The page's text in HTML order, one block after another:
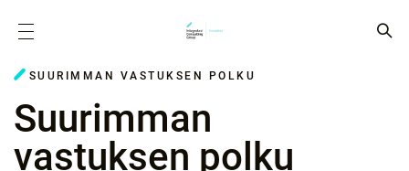
SUURIMMAN VASTUKSEN POLKU
Suurimman
vastuksen polku